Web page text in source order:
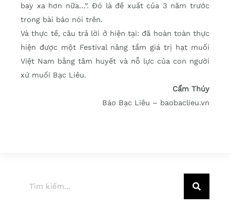
bay xa hơn nữa…”. Đó là đề xuất của 3 năm trước
trong bài báo nói trên.
Và thực tế, câu trả lời ở hiện tại: đã hoàn toàn thực
hiện được một Festival nâng tầm giá trị hạt muối
Việt Nam bằng tâm huyết và nỗ lực của con người
xứ muối Bạc Liêu.
Cẩm Thúy
Báo Bạc Liêu – baobaclieu.vn